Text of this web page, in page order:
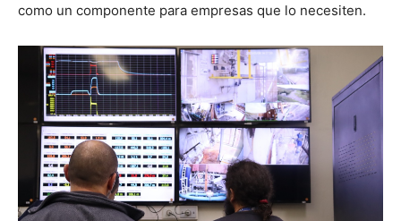
como un componente para empresas que lo necesiten.